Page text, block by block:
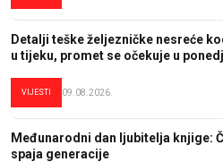
Detalji teške željezničke nesreće
u tijeku, promet se očekuje u
VIJESTI 09.08.2026.
Međunarodni dan ljubitelja knjige:
spaja generacije